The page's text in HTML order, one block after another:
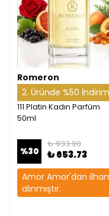
Romeron
2. Üründe %50 İndirim
111 Platin Kadın Parfüm
50ml
%30
₺ 933.90
₺ 653.73
Amor Amor'dan
alınmıştır.